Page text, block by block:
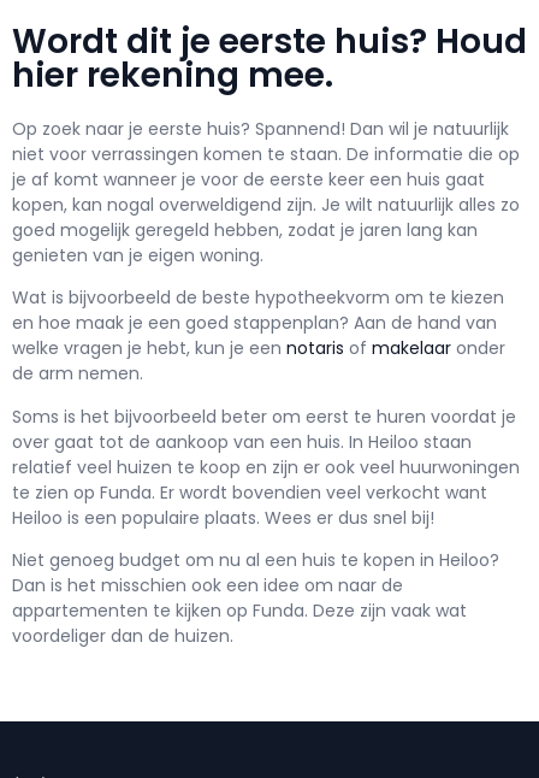
Wordt dit je eerste huis? Houd
hier rekening mee.
Op zoek naar je eerste huis? Spannend! Dan wil je natuurlijk
niet voor verrassingen komen te staan. De informatie die op
je af komt wanneer je voor de eerste keer een huis gaat
kopen, kan nogal overweldigend zijn. Je wilt natuurlijk alles zo
goed mogelijk geregeld hebben, zodat je jaren lang kan
genieten van je eigen woning.
Wat is bijvoorbeeld de beste hypotheekvorm om te kiezen
en hoe maak je een goed stappenplan? Aan de hand van
welke vragen je hebt, kun je een notaris of makelaar onder
de arm nemen.
Soms is het bijvoorbeeld beter om eerst te huren voordat je
over gaat tot de aankoop van een huis. In Heiloo staan
relatief veel huizen te koop en zijn er ook veel huurwoningen
te zien op Funda. Er wordt bovendien veel verkocht want
Heiloo is een populaire plaats. Wees er dus snel bij!
Niet genoeg budget om nu al een huis te kopen in Heiloo?
Dan is het misschien ook een idee om naar de
appartementen te kijken op Funda. Deze zijn vaak wat
voordeliger dan de huizen.